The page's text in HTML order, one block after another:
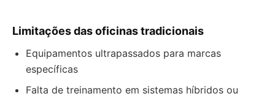
Limitações das oficinas tradicionais
Equipamentos ultrapassados para marcas
específicas
Falta de treinamento em sistemas híbridos ou